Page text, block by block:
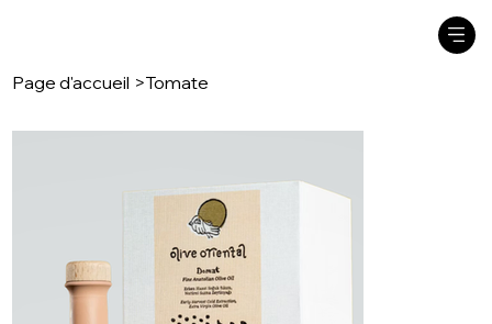
Page d'accueil >Tomate